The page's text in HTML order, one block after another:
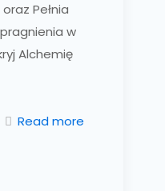
oraz Pełnia
w
Alchemię
Read more